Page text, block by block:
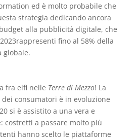
ed è molto probabile che
strategia dedicando ancora
alla pubblicità digitale, che
fino al 58% della
globale.
fra elfi nelle Terre di Mezzo! La
consumatori è in evoluzione
si è assistito a una vera e
costretti a passare molto più
hanno scelto le piattaforme